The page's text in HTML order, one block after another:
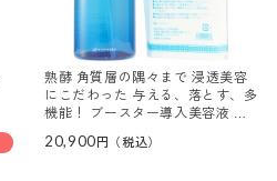
熟酵 角質層の隅々まで 浸透美容
にこだわった 与える、落とす、多
機能！ ブースター導入美容液 ３
20,900